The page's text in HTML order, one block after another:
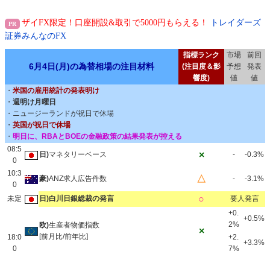
ザイFX限定！口座開設&取引で5000円もらえる！
トレイダーズ
証券みんなのFX
6月4日(月)の為替相場の注目材料
指標ランク
(注目度＆影
響度)
市場
予想
値
前回
発表
値
・ 米国の雇用統計の発表明け
・ 週明け月曜日
・ニュージーランドが祝日で休場
・ 英国が祝日で休場
・ 明日に、RBAとBOEの金融政策の結果発表が控える
08:5
0
日)マネタリーベース × - -0.3%
10:3
0
豪)ANZ求人広告件数 △ - -3.1%
未定 日)白川日銀総裁の発言 ○ 要人発言
18:0
0
欧)生産者物価指数
[前月比/前年比]
×
+0.
2%
+0.5%
+2.
7%
+3.3%